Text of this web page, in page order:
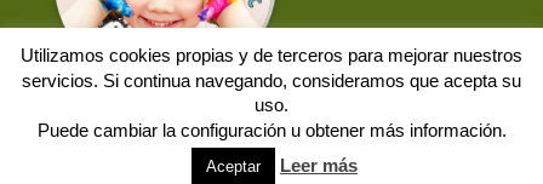
Utilizamos cookies propias y de terceros para mejorar nuestros
servicios. Si continua navegando, consideramos que acepta su
uso.
Puede cambiar la configuración u obtener más información.
Aceptar Leer más
Aviso Legal Política de cookies Protección de datos Solicitud de baja